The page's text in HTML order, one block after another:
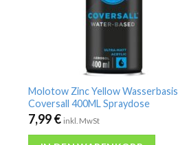
Molotow Zinc Yellow Wasserbasis
Coversall 400ML Spraydose
7,99€ inkl. MwSt